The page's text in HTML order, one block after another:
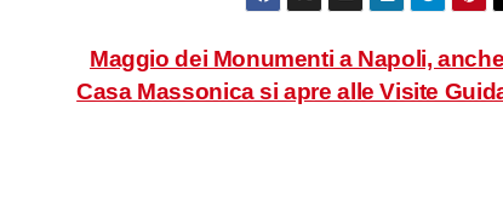
Maggio dei Monumenti a Napoli,
Casa Massonica si apre alle Visite